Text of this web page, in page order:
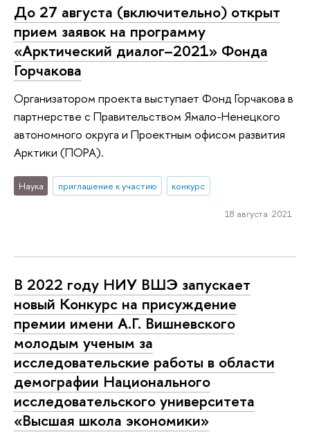
До 27 августа (включительно) открыт
прием заявок на программу
«Арктический диалог–2021» Фонда
Горчакова
Организатором проекта выступает Фонд Горчакова в
партнерстве с Правительством Ямало-Ненецкого
автономного округа и Проектным офисом развития
Арктики (ПОРА).
Наука приглашение к участию конкурс
18 августа 2021
В 2022 году НИУ ВШЭ запускает
новый Конкурс на присуждение
премии имени А.Г. Вишневского
молодым ученым за
исследовательские работы в области
демографии Национального
исследовательского университета
«Высшая школа экономики»